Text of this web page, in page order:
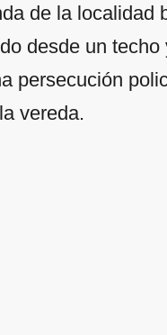
de la localidad
desde un
persecución
vereda.